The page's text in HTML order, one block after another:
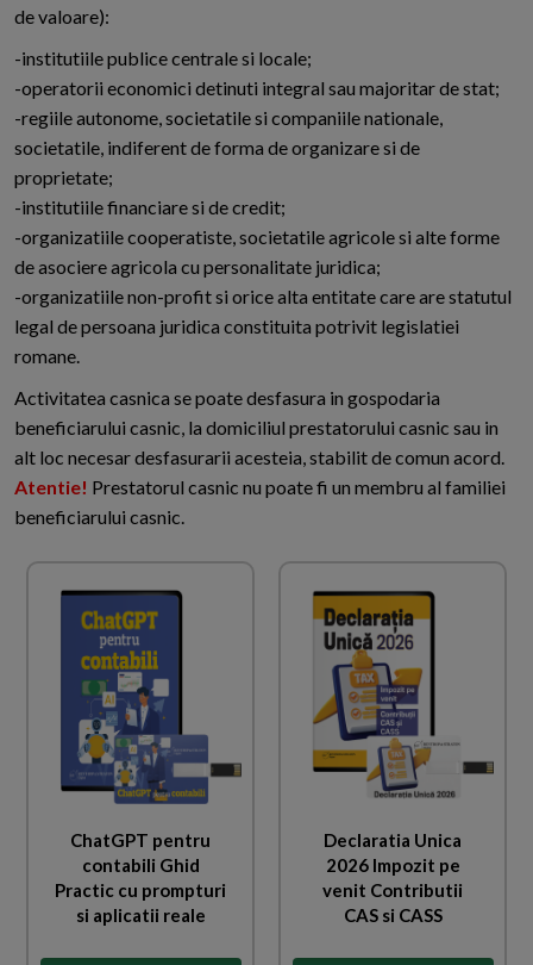
de valoare):
-institutiile publice centrale si locale;
-operatorii economici detinuti integral sau majoritar de stat;
-regiile autonome, societatile si companiile nationale,
societatile, indiferent de forma de organizare si de
proprietate;
-institutiile financiare si de credit;
-organizatiile cooperatiste, societatile agricole si alte forme
de asociere agricola cu personalitate juridica;
-organizatiile non-profit si orice alta entitate care are statutul
legal de persoana juridica constituita potrivit legislatiei
romane.
Activitatea casnica se poate desfasura in gospodaria
beneficiarului casnic, la domiciliul prestatorului casnic sau in
alt loc necesar desfasurarii acesteia, stabilit de comun acord.
Atentie! Prestatorul casnic nu poate fi un membru al familiei
beneficiarului casnic.
ChatGPT pentru
contabili Ghid
Practic cu prompturi
si aplicatii reale
Declaratia Unica
2026 Impozit pe
venit Contributii
CAS si CASS